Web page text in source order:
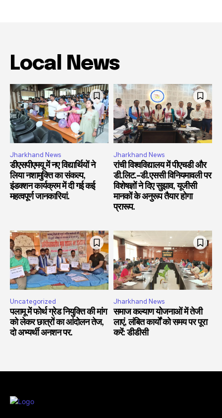
Local News
Jharkhand News
डीएसपीएमयू में नए विद्यार्थियों ने
लिया नशामुक्ति का संकल्प,
इंडक्शन कार्यक्रम में दी गई कई
महत्वपूर्ण जानकारियां.
Jharkhand News
रांची विश्वविद्यालय में पीएचडी और
डी.लिट.-डी.एससी विनियमावली पर
विशेषज्ञों ने दिए सुझाव, यूजीसी
मानकों के अनुरूप तैयार होगा
प्रारूप.
Uncategorized
पलामू में फोर्थ ग्रेड नियुक्ति की मांग
को लेकर छात्रों का आंदोलन तेज,
दो अभ्यर्थी अनशन पर.
Jharkhand News
समाज कल्याण योजनाओं में तेजी
लाएं, लंबित कार्यों को समय पर पूरा
करें: डीडीसी